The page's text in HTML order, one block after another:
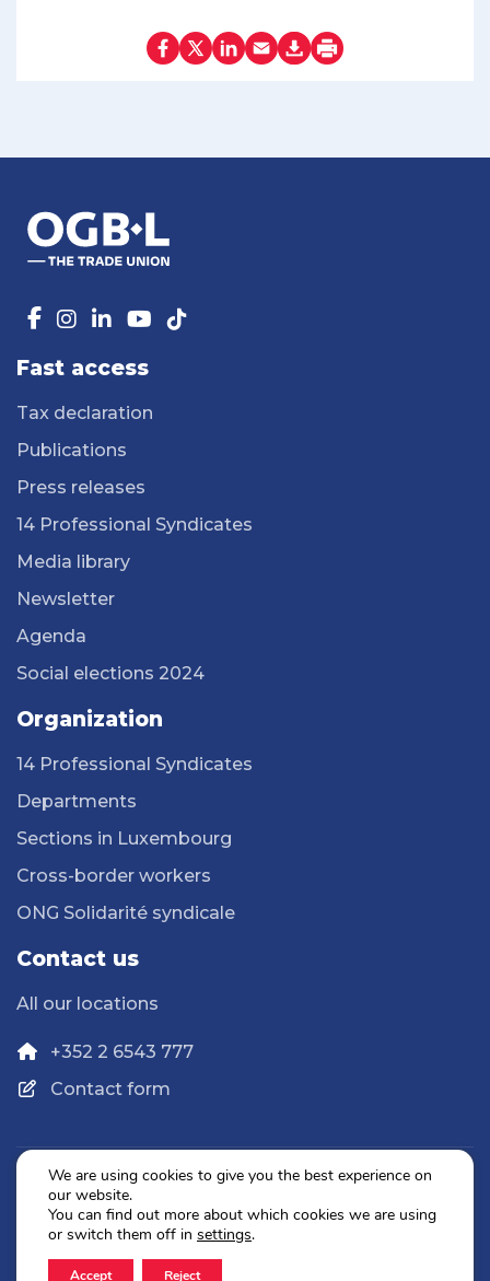
Fast access
Tax declaration
Publications
Press releases
14 Professional Syndicates
Media library
Newsletter
Agenda
Social elections 2024
Organization
14 Professional Syndicates
Departments
Sections in Luxembourg
Cross-border workers
ONG Solidarité syndicale
Contact us
All our locations
+352 2 6543 777
Contact form
Legal Notice
We are using cookies to give you the best experience on
our website.
You can find out more about which cookies we are using
or switch them off in settings.
Accept Reject